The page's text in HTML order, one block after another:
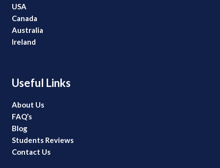
USA
Canada
Australia
Ireland
Useful Links
About Us
FAQ’s
Blog
Students Reviews
Contact Us